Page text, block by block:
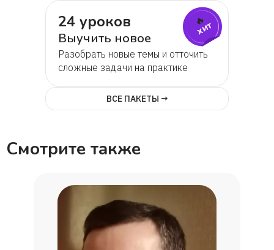
24 уроков
Выучить новое
Разобрать новые темы и отточить
сложные задачи на практике
🔥
хит
ВСЕ ПАКЕТЫ →
Смотрите также